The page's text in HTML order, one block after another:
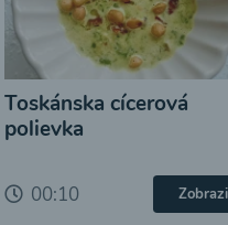
Toskánska cícerová
polievka
00:10